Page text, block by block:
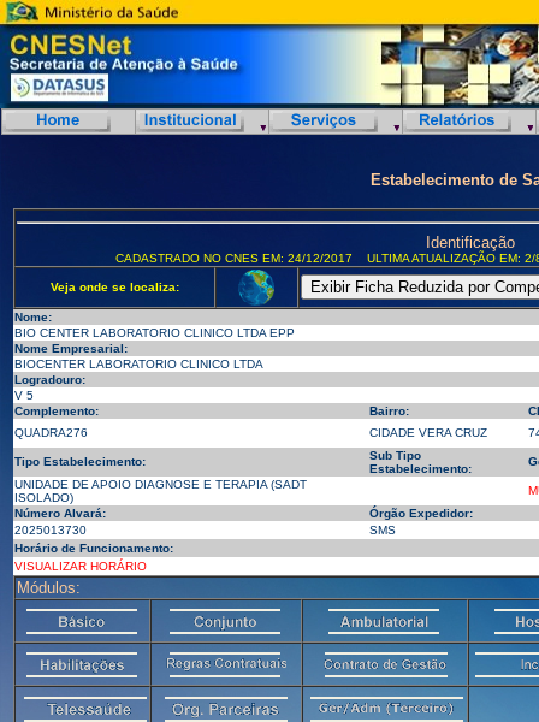
Estabelecimento de
Identificação
CADASTRADO NO CNES EM: 24/12/2017 ULTIMA ATUALIZAÇÃO EM:
Veja onde se localiza:
Nome:
BIO CENTER LABORATORIO CLINICO LTDA EPP
Nome Empresarial:
BIOCENTER LABORATORIO CLINICO LTDA
Logradouro:
V 5
Complemento:
Bairro:
QUADRA276
CIDADE VERA CRUZ
Tipo Estabelecimento:
Sub Tipo
Estabelecimento:
UNIDADE DE APOIO DIAGNOSE E TERAPIA (SADT
ISOLADO)
Número Alvará:
Órgão Expedidor:
2025013730
SMS
Horário de Funcionamento:
VISUALIZAR HORÁRIO
Módulos: